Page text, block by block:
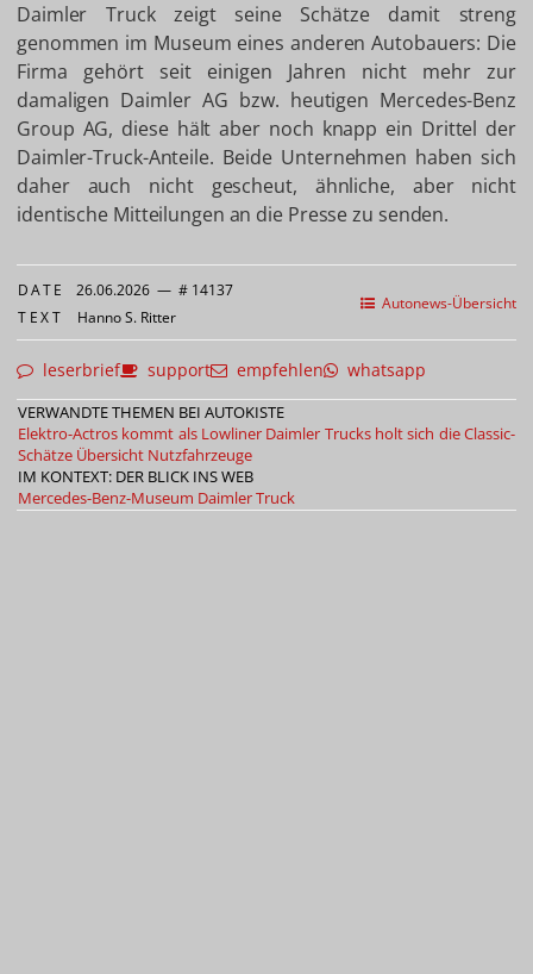
Daimler Truck zeigt seine Schätze damit streng
genommen im Museum eines anderen Autobauers: Die
Firma gehört seit einigen Jahren nicht mehr zur
damaligen Daimler AG bzw. heutigen Mercedes-Benz
Group AG, diese hält aber noch knapp ein Drittel der
Daimler-Truck-Anteile. Beide Unternehmen haben sich
daher auch nicht gescheut, ähnliche, aber nicht
identische Mitteilungen an die Presse zu senden.
Autonews-Übersicht
DATE 26.06.2026 — # 14137
TEXT Hanno S. Ritter
leserbrief support empfehlen whatsapp
VERWANDTE THEMEN BEI AUTOKISTE
Elektro-Actros kommt als Lowliner Daimler Trucks holt sich die Classic-
Schätze Übersicht Nutzfahrzeuge
IM KONTEXT: DER BLICK INS WEB
Mercedes-Benz-Museum Daimler Truck